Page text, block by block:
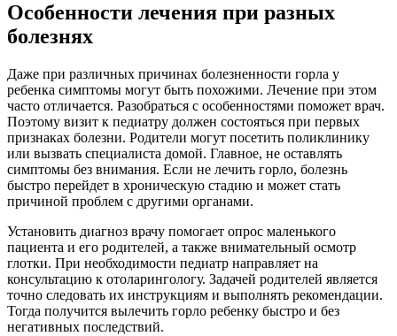
Особенности лечения при разных
болезнях
Даже при различных причинах болезненности горла у
ребенка симптомы могут быть похожими. Лечение при этом
часто отличается. Разобраться с особенностями поможет врач.
Поэтому визит к педиатру должен состояться при первых
признаках болезни. Родители могут посетить поликлинику
или вызвать специалиста домой. Главное, не оставлять
симптомы без внимания. Если не лечить горло, болезнь
быстро перейдет в хроническую стадию и может стать
причиной проблем с другими органами.
Установить диагноз врачу помогает опрос маленького
пациента и его родителей, а также внимательный осмотр
глотки. При необходимости педиатр направляет на
консультацию к отоларингологу. Задачей родителей является
точно следовать их инструкциям и выполнять рекомендации.
Тогда получится вылечить горло ребенку быстро и без
негативных последствий.